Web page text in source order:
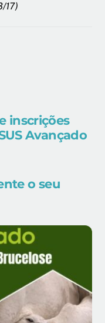
17)
inscrições
Avançado
o seu